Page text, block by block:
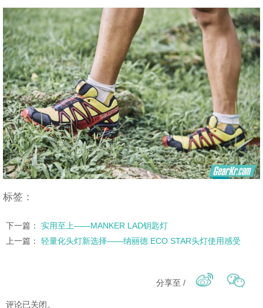
标签：
下一篇： 实用至上——MANKER LAD钥匙灯
上一篇： 轻量化头灯新选择——纳丽德 ECO STAR头灯使用感受
分享至 /
评论已关闭。